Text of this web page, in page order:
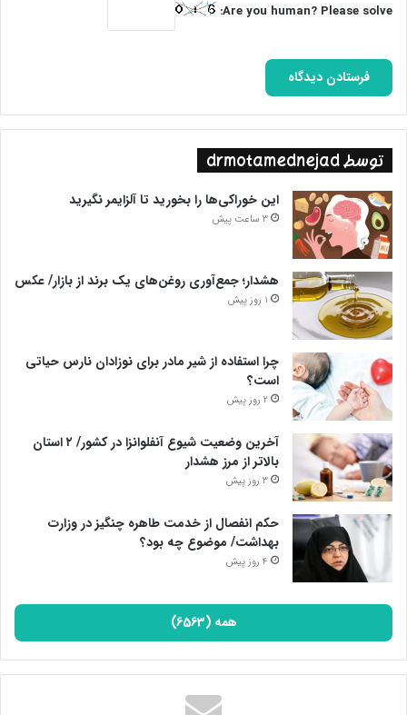
Are you human? Please solve:
توسط drmotamednejad
این خوراکی‌ها را بخورید تا آلزایمر نگیرید
3 ساعت پیش
هشدار؛ جمع‌آوری روغن‌های یک برند از بازار/ عکس
1 روز پیش
چرا استفاده از شیر مادر برای نوزادان نارس حیاتی
است؟
2 روز پیش
آخرین وضعیت شیوع آنفلوانزا در کشور/ ۲ استان
بالاتر از مرز هشدار
3 روز پیش
حکم انفصال از خدمت طاهره چنگیز در وزارت
بهداشت/ موضوع چه بود؟
4 روز پیش
همه (6563)